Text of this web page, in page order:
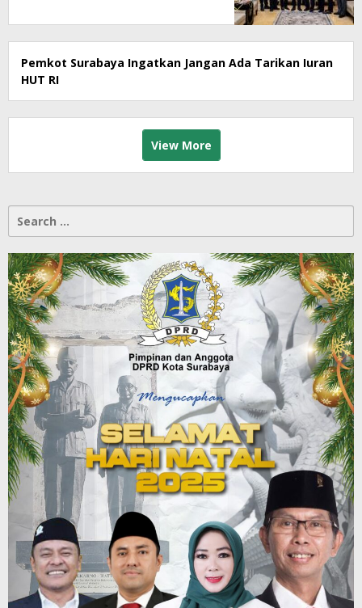
Pemkot Surabaya Ingatkan Jangan Ada Tarikan Iuran
HUT RI
View More
Search